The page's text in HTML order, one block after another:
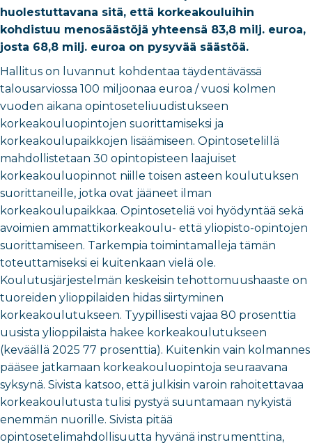
huolestuttavana sitä, että korkeakouluihin
kohdistuu menosäästöjä yhteensä 83,8 milj. euroa,
josta 68,8 milj. euroa on pysyvää säästöä.
Hallitus on luvannut kohdentaa täydentävässä
talousarviossa 100 miljoonaa euroa / vuosi kolmen
vuoden aikana opintoseteliuudistukseen
korkeakouluopintojen suorittamiseksi ja
korkeakoulupaikkojen lisäämiseen. Opintosetelillä
mahdollistetaan 30 opintopisteen laajuiset
korkeakouluopinnot niille toisen asteen koulutuksen
suorittaneille, jotka ovat jääneet ilman
korkeakoulupaikkaa. Opintoseteliä voi hyödyntää sekä
avoimien ammattikorkeakoulu- että yliopisto-opintojen
suorittamiseen. Tarkempia toimintamalleja tämän
toteuttamiseksi ei kuitenkaan vielä ole.
Koulutusjärjestelmän keskeisin tehottomuushaaste on
tuoreiden ylioppilaiden hidas siirtyminen
korkeakoulutukseen. Tyypillisesti vajaa 80 prosenttia
uusista ylioppilaista hakee korkeakoulutukseen
(keväällä 2025 77 prosenttia). Kuitenkin vain kolmannes
pääsee jatkamaan korkeakouluopintoja seuraavana
syksynä. Sivista katsoo, että julkisin varoin rahoitettavaa
korkeakoulutusta tulisi pystyä suuntamaan nykyistä
enemmän nuorille. Sivista pitää
opintosetelimahdollisuutta hyvänä instrumenttina,